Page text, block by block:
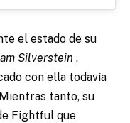
el estado de su
Silverstein ,
con ella todavía
tanto, su
Fightful que